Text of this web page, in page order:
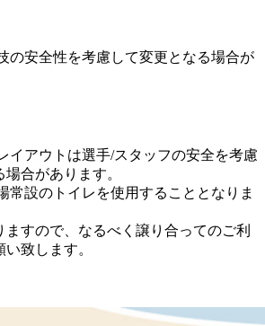
の安全性を考慮して変更となる場合が
イアウトは選手/スタッフの安全を考慮
合があります。
常設のトイレを使用することとなりま
ますので、なるべく譲り合ってのご利
致します。